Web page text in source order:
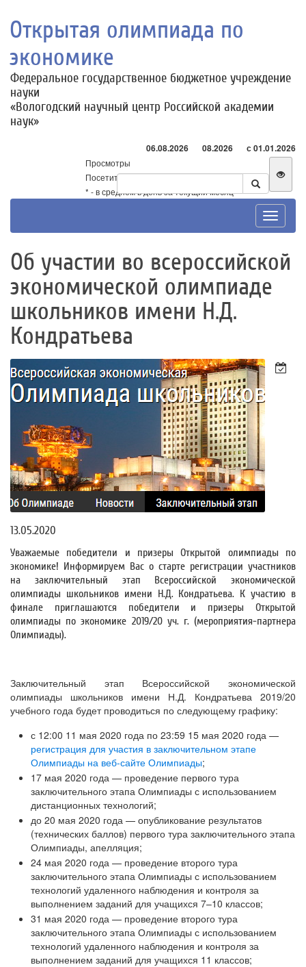
Открытая олимпиада по
экономике
Федеральное государственное бюджетное учреждение
науки
«Вологодский научный центр Российской академии
наук»
06.08.2026 08.2026 с 01.01.2026
Просмотры
Посетители
* - в среднем в день за текущий месяц
Toggle
Об участии во всероссийской
экономической олимпиаде
школьников имени Н.Д.
Кондратьева
13.05.2020
Уважаемые победители и призеры Открытой олимпиады по
экономике! Информируем Вас о старте регистрации участников
на заключительный этап Всероссийской экономической
олимпиады школьников имени Н.Д. Кондратьева. К участию в
финале приглашаются победители и призеры Открытой
олимпиады по экономике 2019/20 уч. г. (мероприятия-партнера
Олимпиады).
Заключительный этап Всероссийской экономической
олимпиады школьников имени Н.Д. Кондратьева 2019/20
учебного года будет проводиться по следующему графику:
с 12:00 11 мая 2020 года по 23:59 15 мая 2020 года —
регистрация для участия в заключительном этапе
Олимпиады на веб-сайте Олимпиады;
17 мая 2020 года — проведение первого тура
заключительного этапа Олимпиады с использованием
дистанционных технологий;
до 20 мая 2020 года — опубликование результатов
(технических баллов) первого тура заключительного этапа
Олимпиады, апелляция;
24 мая 2020 года — проведение второго тура
заключительного этапа Олимпиады с использованием
технологий удаленного наблюдения и контроля за
выполнением заданий для учащихся 7–10 классов;
31 мая 2020 года — проведение второго тура
заключительного этапа Олимпиады с использованием
технологий удаленного наблюдения и контроля за
выполнением заданий для учащихся 11 классов;